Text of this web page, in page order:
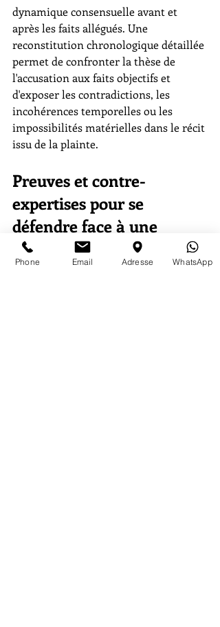
dynamique consensuelle avant et
après les faits allégués. Une
reconstitution chronologique détaillée
permet de confronter la thèse de
l'accusation aux faits objectifs et
d'exposer les contradictions, les
incohérences temporelles ou les
impossibilités matérielles dans le récit
issu de la plainte.
Preuves et contre-
expertises pour se
défendre face à une
accusation
Phone Email Adresse WhatsApp